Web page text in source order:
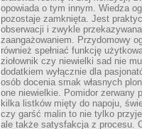
opowiada o tym innym. Wiedza
pozostaje zamknięta. Jest
obserwacji i zwykle
zaangażowaniem. Przydomowy
również spełniać funkcję
ziołownik czy niewielki sad nie
dodatkiem wyłącznie dla
osób docenia smak własnych
one niewielkie. Pomidor zerwany
kilka listków mięty do napoju,
czy garść malin to nie tylko
ale także satysfakcja z procesu.